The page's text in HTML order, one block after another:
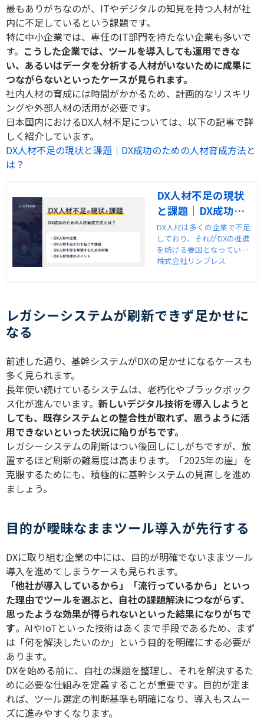
最もありがちなのが、 ITやデジタルの知見を持つ人材が社
内に不足しているという課題です。
特に中小企業では、専任のIT部門を持たない企業も多いで
す。 こうした企業では、ツールを導入しても運用できな
い、あるいはデータを分析する人材がいないために成果に
つながらないといったケースが見られます。
社内人材の育成には時間がかかるため、計画的なリスキリ
ングや外部人材の活用が必要です。
日本国内におけるDX人材不足については、以下の記事で詳
しく紹介しています。
DX人材不足の現状と課題｜DX成功のための人材育成方法と
は？
DX人材不足の現状
と課題｜DX成功の
ための人材育成方
法とは？
DX人材は多くの企業で不足
しており、それがDXの推進
を妨げる要因となっていま
す。DX人材の確保をするに
株式会社リンプレス
レガシーシステムが刷新できず足かせに
なる
前述した通り、基幹システムがDXの足かせになるケースも
多く見られます。
長年使い続けているシステムは、老朽化やブラックボック
ス化が進んでいます。 新しいデジタル技術を導入しようと
しても、既存システムとの整合性が取れず、思うように活
用できないといった状況に陥りがちです。
レガシーシステムの刷新はつい後回しにしがちですが、放
置するほど刷新の難易度は高まります。「2025年の崖」を
克服するためにも、積極的に基幹システムの見直しを進め
ましょう。
目的が曖昧なままツール導入が先行する
DXに取り組む企業の中には、目的が明確でないままツール
導入を進めてしまうケースも見られます。
「他社が導入しているから」「流行っているから」といっ
た理由でツールを選ぶと、自社の課題解決につながらず、
思ったような効果が得られないといった結果になりがちで
す。 AIやIoTといった技術はあくまで手段であるため、まず
は「何を解決したいのか」という目的を明確にする必要が
あります。
DXを始める前に、自社の課題を整理し、それを解決するた
めに必要な仕組みを定義することが重要です。目的が定ま
れば、ツール選定の判断基準も明確になり、導入もスムー
ズに進みやすくなります。